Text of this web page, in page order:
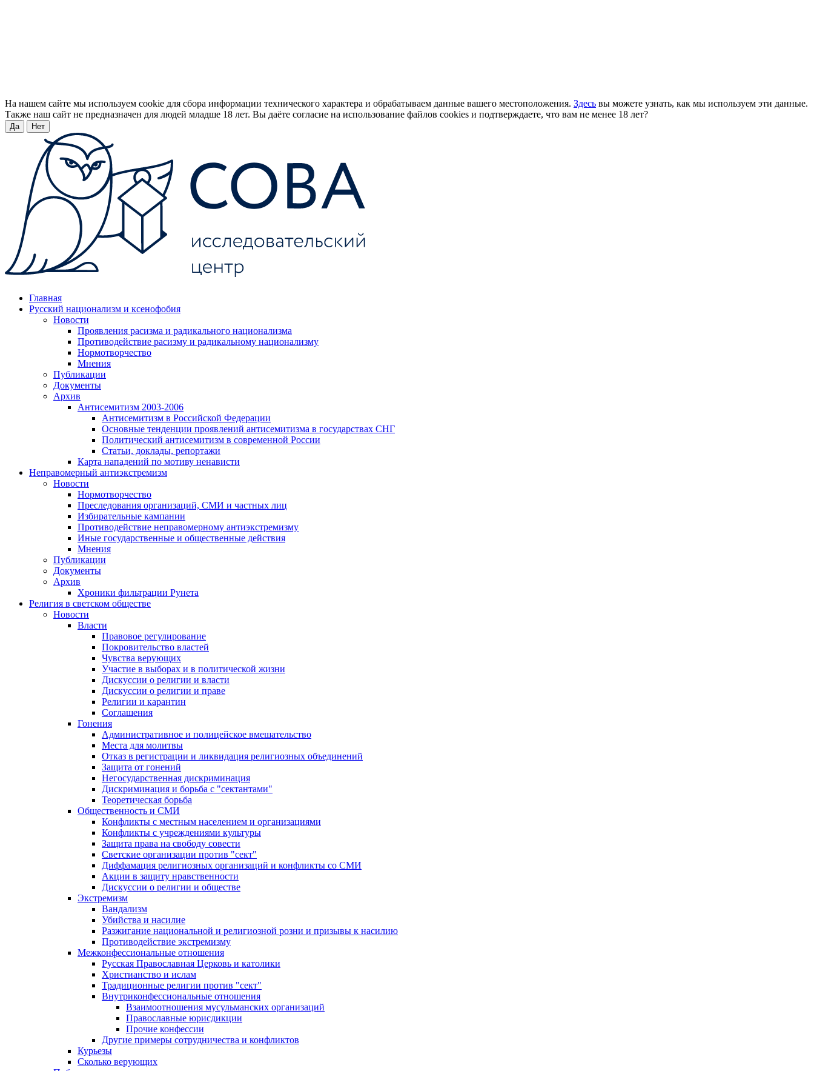
На нашем сайте мы используем cookie для сбора информации технического характера и обрабатываем данные вашего местоположения. Здесь вы можете узнать, как мы используем эти данные.
Также наш сайт не предназначен для людей младше 18 лет. Вы даёте согласие на использование файлов cookies и подтверждаете, что вам не менее 18 лет?
Да Нет
Главная
Русский национализм и ксенофобия
Новости
Проявления расизма и радикального национализма
Противодействие расизму и радикальному национализму
Нормотворчество
Мнения
Публикации
Документы
Архив
Антисемитизм 2003-2006
Антисемитизм в Российской Федерации
Основные тенденции проявлений антисемитизма в государствах СНГ
Политический антисемитизм в современной России
Статьи, доклады, репортажи
Карта нападений по мотиву ненависти
Неправомерный антиэкстремизм
Новости
Нормотворчество
Преследования организаций, СМИ и частных лиц
Избирательные кампании
Противодействие неправомерному антиэкстремизму
Иные государственные и общественные действия
Мнения
Публикации
Документы
Архив
Хроники фильтрации Рунета
Религия в светском обществе
Новости
Власти
Правовое регулирование
Покровительство властей
Чувства верующих
Участие в выборах и в политической жизни
Дискуссии о религии и власти
Дискуссии о религии и праве
Религии и карантин
Соглашения
Гонения
Административное и полицейское вмешательство
Места для молитвы
Отказ в регистрации и ликвидация религиозных объединений
Защита от гонений
Негосударственная дискриминация
Дискриминация и борьба с "сектантами"
Теоретическая борьба
Общественность и СМИ
Конфликты с местным населением и организациями
Конфликты с учреждениями культуры
Защита права на свободу совести
Светские организации против "сект"
Диффамация религиозных организаций и конфликты со СМИ
Акции в защиту нравственности
Дискуссии о религии и обществе
Экстремизм
Вандализм
Убийства и насилие
Разжигание национальной и религиозной розни и призывы к насилию
Противодействие экстремизму
Межконфессиональные отношения
Русская Православная Церковь и католики
Христианство и ислам
Традиционные религии против "сект"
Внутриконфессиональные отношения
Взаимоотношения мусульманских организаций
Православные юрисдикции
Прочие конфессии
Другие примеры сотрудничества и конфликтов
Курьезы
Сколько верующих